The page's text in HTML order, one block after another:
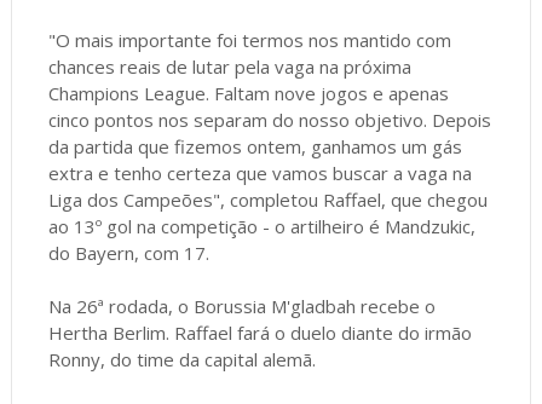
"O mais importante foi termos nos mantido com
chances reais de lutar pela vaga na próxima
Champions League. Faltam nove jogos e apenas
cinco pontos nos separam do nosso objetivo. Depois
da partida que fizemos ontem, ganhamos um gás
extra e tenho certeza que vamos buscar a vaga na
Liga dos Campeões", completou Raffael, que chegou
ao 13º gol na competição - o artilheiro é Mandzukic,
do Bayern, com 17.
Na 26ª rodada, o Borussia M'gladbah recebe o
Hertha Berlim. Raffael fará o duelo diante do irmão
Ronny, do time da capital alemã.